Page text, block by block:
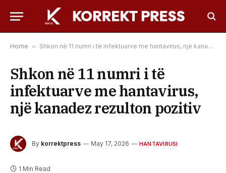
Home » Shkon në 11 numri i të infektuarve me hantavirus, një kanadez rezulton pozitiv
Shkon në 11 numri i të
infektuarve me hantavirus,
një kanadez rezulton pozitiv
By korrektpress May 17, 2026 HANTAVIRUSI
1 Min Read